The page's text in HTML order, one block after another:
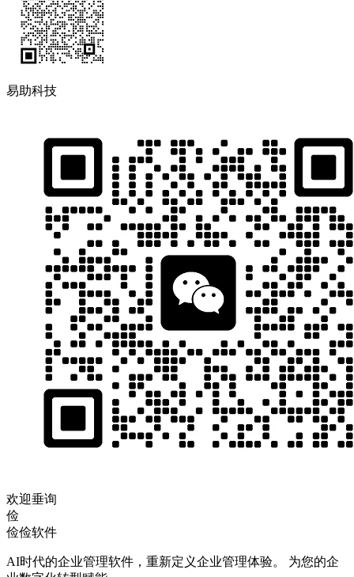
易助科技
欢迎垂询
俭
俭俭软件
AI时代的企业管理软件，重新定义企业管理体验。 为您的企